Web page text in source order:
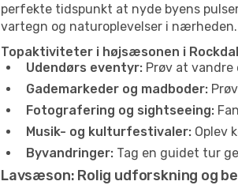
perfekte tidspunkt at nyde byens
vartegn og naturoplevelser i nærheden.
Topaktiviteter i højsæsonen i
Udendørs eventyr: Prøv at
Gademarkeder og madboder:
Fotografering og sightseeing:
Musik- og kulturfestivaler: Oplev
Byvandringer: Tag en guidet tur
Lavsæson: Rolig udforskning og